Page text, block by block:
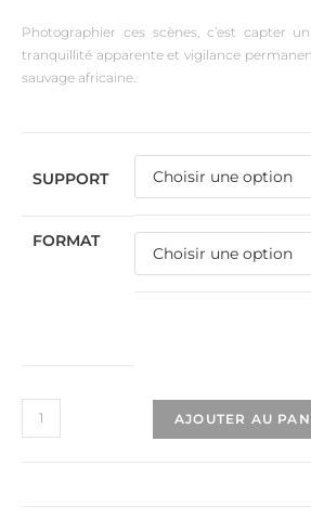
Photographier ces scènes, c’est capter
tranquillité apparente et vigilance
sauvage africaine.
SUPPORT
FORMAT
AJOUTER AU